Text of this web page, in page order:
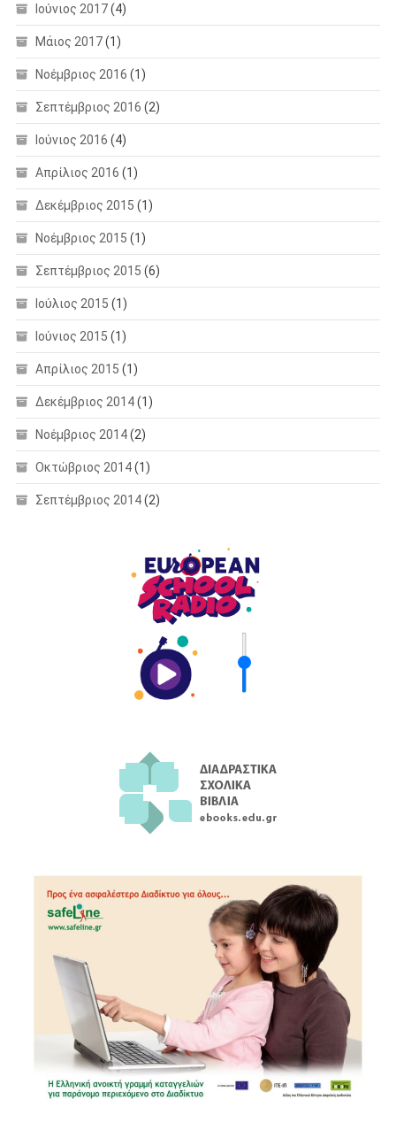
Ιούνιος 2017(4)
Μάιος 2017(1)
Νοέμβριος 2016 (1)
Σεπτέμβριος 2016 (2)
Ιούνιος 2016 (4)
Απρίλιος 2016 (1)
Δεκέμβριος 2015 (1)
Νοέμβριος 2015 (1)
Σεπτέμβριος 2015 (6)
Ιούλιος 2015 (1)
Ιούνιος 2015 (1)
Απρίλιος 2015 (1)
Δεκέμβριος 2014(1)
Νοέμβριος 2014(2)
Οκτώβριος 2014(1)
Σεπτέμβριος 2014(2)